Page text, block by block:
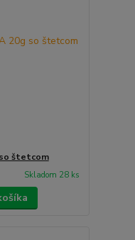
so štetcom
Skladom 28 ks